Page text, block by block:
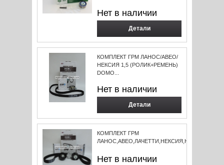
Нет в наличии
Детали
КОМПЛЕКТ ГРМ ЛАНОС/АВЕО/
НЕКСИЯ 1,5 (РОЛИК+РЕМЕНЬ)
DOMO...
Нет в наличии
Детали
КОМПЛЕКТ ГРМ
Нет в наличии